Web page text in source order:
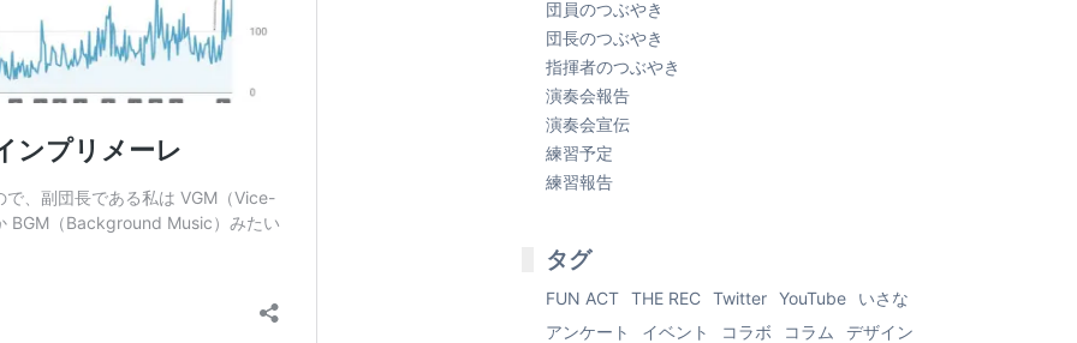
団員のつぶやき
団長のつぶやき
指揮者のつぶやき
演奏会報告
演奏会宣伝
練習予定
練習報告
タグ
FUN ACT THE REC Twitter YouTube
いさな
アンケート
イベント コラボ コラム
デザイン